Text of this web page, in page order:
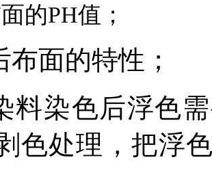
的PH值；
布面的特性；
料染色后浮色
色处理，把浮